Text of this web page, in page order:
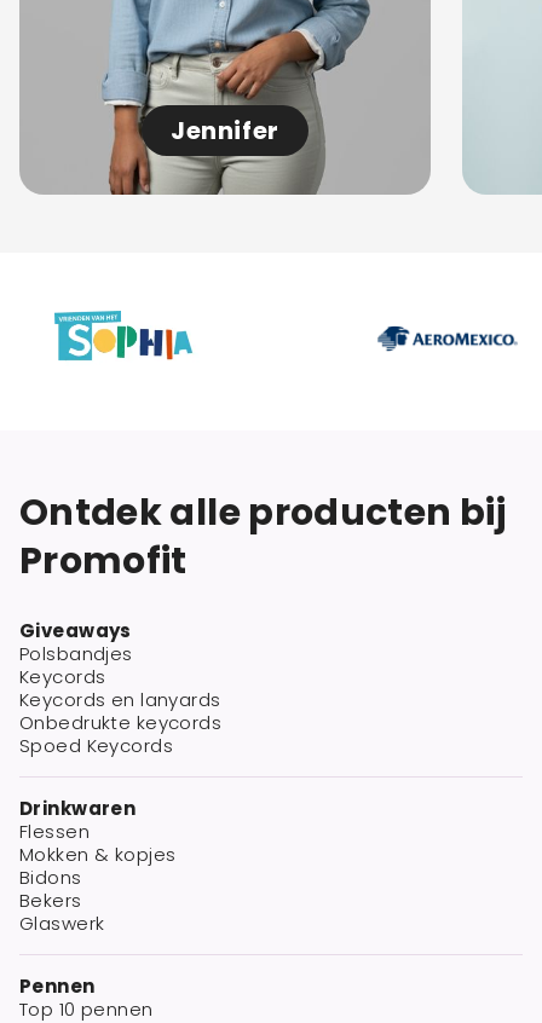
Jennifer
Ontdek alle producten bij
Promofit
Giveaways
Polsbandjes
Keycords
Keycords en lanyards
Onbedrukte keycords
Spoed Keycords
Drinkwaren
Flessen
Mokken & kopjes
Bidons
Bekers
Glaswerk
Pennen
Top 10 pennen